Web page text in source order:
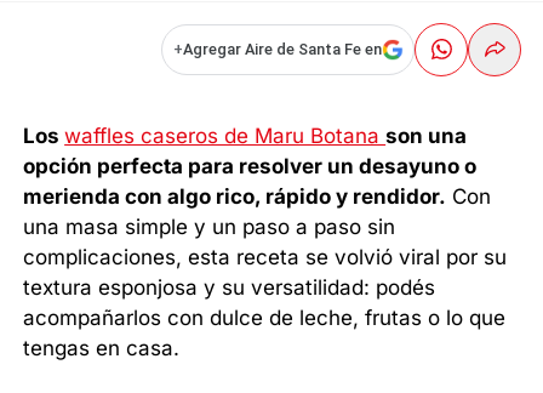
+Agregar Aire de Santa Fe en
Loswaffles caseros de Maru Botanason una
opción perfecta para resolver un desayuno o
merienda con algo rico, rápido y rendidor. Con
una masa simple y un paso a paso sin
complicaciones, esta receta se volvió viral por su
textura esponjosa y su versatilidad: podés
acompañarlos con dulce de leche, frutas o lo que
tengas en casa.